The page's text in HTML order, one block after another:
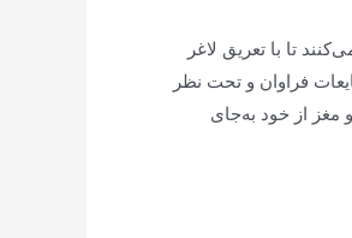
تا با تعریق لاغر
فراوان و تحت نظر
از خود به‌جای